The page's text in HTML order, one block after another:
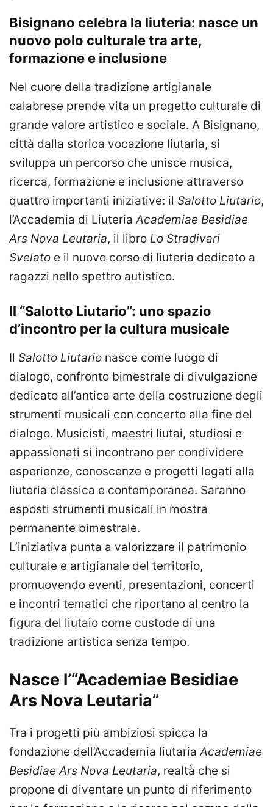
Bisignano celebra la liuteria: nasce un
nuovo polo culturale tra arte,
formazione e inclusione
Nel cuore della tradizione artigianale
calabrese prende vita un progetto culturale di
grande valore artistico e sociale. A Bisignano,
città dalla storica vocazione liutaria, si
sviluppa un percorso che unisce musica,
ricerca, formazione e inclusione attraverso
quattro importanti iniziative: il Salotto Liutario,
l’Accademia di LiuteriaAcademiae Besidiae
Ars Nova Leutaria, il libro Lo Stradivari
Svelato e il nuovo corso di liuteria dedicato a
ragazzi nello spettro autistico.
Il “Salotto Liutario”: uno spazio
d’incontro per la cultura musicale
Il Salotto Liutario nasce come luogo di
dialogo, confronto bimestrale di divulgazione
dedicato all’antica arte della costruzione degli
strumenti musicali con concerto alla fine del
dialogo. Musicisti, maestri liutai, studiosi e
appassionati si incontrano per condividere
esperienze, conoscenze e progetti legati alla
liuteria classica e contemporanea. Saranno
esposti strumenti musicali in mostra
permanente bimestrale.
L’iniziativa punta a valorizzare il patrimonio
culturale e artigianale del territorio,
promuovendo eventi, presentazioni, concerti
e incontri tematici che riportano al centro la
figura del liutaio come custode di una
tradizione artistica senza tempo.
Nasce l’“Academiae Besidiae
Ars Nova Leutaria”
Tra i progetti più ambiziosi spicca la
fondazione dell’Accademia liutariaAcademiae
Besidiae Ars Nova Leutaria, realtà che si
propone di diventare un punto di riferimento